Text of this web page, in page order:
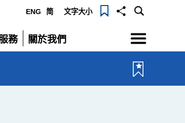
ENG 简 文字大小
務
關於我們
展
選
單